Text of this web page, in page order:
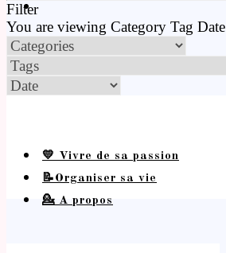
Filter
You are viewing Category Tag Date
💛 Vivre de sa passion
📝Organiser sa vie
💁 A propos